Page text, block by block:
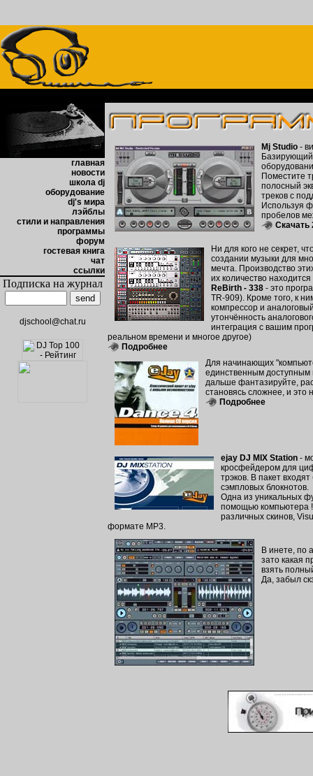
главная
новости
школа dj
оборудование
dj's мира
лэйблы
стили и направления
программы
форум
гостевая книга
чат
ссылки
Подписка на журнал
djschool@chat.ru
Mj Studio -
Поместите
полосный
треков с
Используя
пробелов
Cкачать
Ни для кого не секрет,
создании музыки для
мечта. Производство
их количество
ReBirth - 338 - это
TR-909). Кроме того, к
компрессор и
утончённость
интеграция с вашим
реальном времени и многое другое)
Подробнее
Для начинающих
единственным доступным
дальше фантазируйте,
становясь сложнее, и это
Подробнее
ejay DJ MIX Station -
кросфейдером для
трэков. В пакет
сэмпловых блокнотов.
Одна из уникальных
помощью компьютера
различных скинов,
формате MP3.
В инете, по
зато какая
взять
Да, забыл